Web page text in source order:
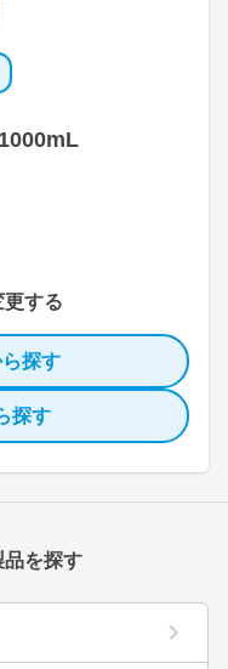
する
探す
探す
品を探す